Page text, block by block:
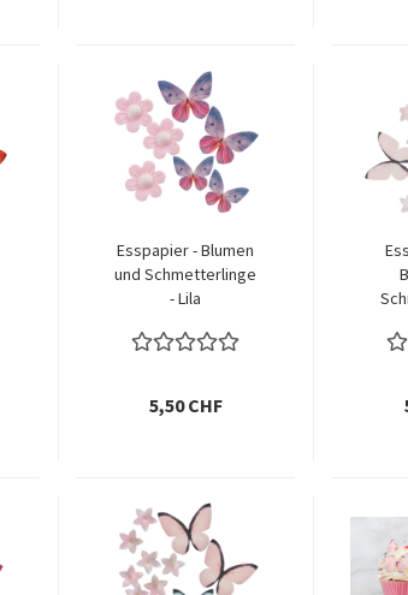
Esspapier - Blumen
und Schmetterlinge
- Lila
5,50 CHF